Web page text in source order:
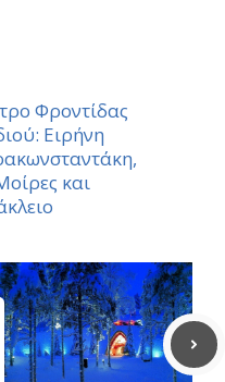
Φροντίδας
Ειρήνη
και